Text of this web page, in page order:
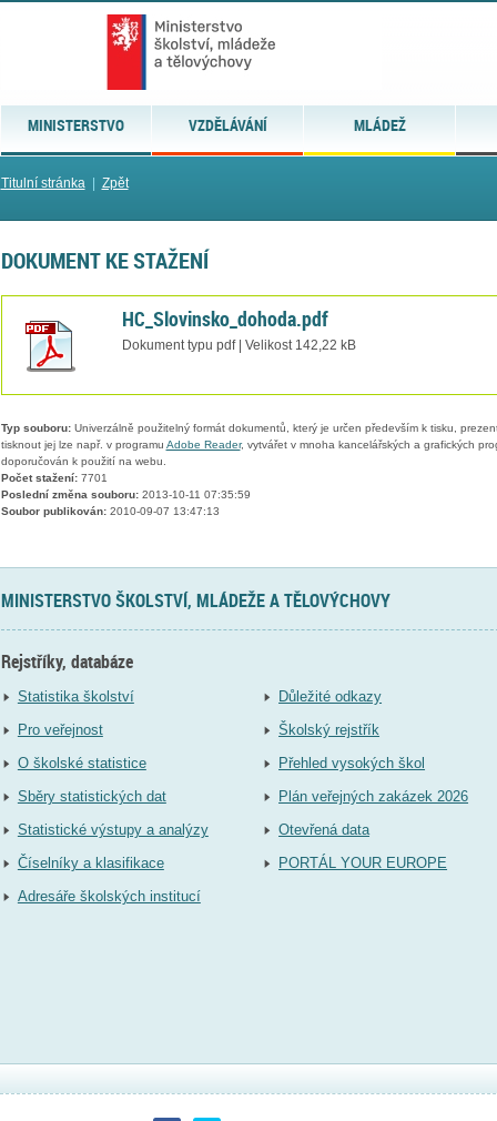
MINISTERSTVO VZDĚLÁVÁNÍ MLÁDEŽ
Titulní stránka| Zpět
DOKUMENT KE STAŽENÍ
HC_Slovinsko_dohoda.pdf
Dokument typu pdf | Velikost 142,22 kB
Typ souboru:Univerzálně použitelný formát dokumentů, který je určen především k tisku,
tisknout jej lze např. v programu Adobe Reader, vytvářet v mnoha kancelářských a grafických
doporučován k použití na webu.
Počet stažení:7701
Poslední změna souboru:2013-10-11 07:35:59
Soubor publikován:2010-09-07 13:47:13
MINISTERSTVO ŠKOLSTVÍ, MLÁDEŽE A TĚLOVÝCHOVY
Rejstříky, databáze
Statistika školství
Pro veřejnost
O školské statistice
Sběry statistických dat
Statistické výstupy a analýzy
Číselníky a klasifikace
Adresáře školských institucí
Důležité odkazy
Školský rejstřík
Přehled vysokých škol
Plán veřejných zakázek 2026
Otevřená data
PORTÁL YOUR EUROPE